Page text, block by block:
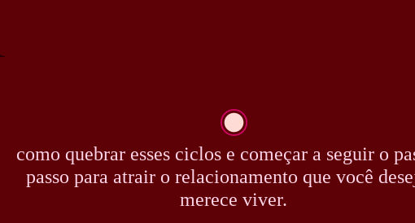
como quebrar esses ciclos e começar a seguir o
passo para atrair o relacionamento que você
merece viver.